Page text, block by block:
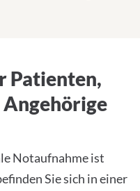
Patienten,
Notaufnahme ist
Sie sich in einer